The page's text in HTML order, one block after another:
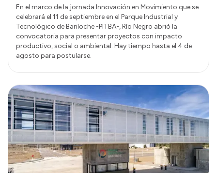
En el marco de la jornada Innovación en Movimiento que se
celebrará el 11 de septiembre en el Parque Industrial y
Tecnológico de Bariloche -PITBA-, Río Negro abrió la
convocatoria para presentar proyectos con impacto
productivo, social o ambiental. Hay tiempo hasta el 4 de
agosto para postularse.